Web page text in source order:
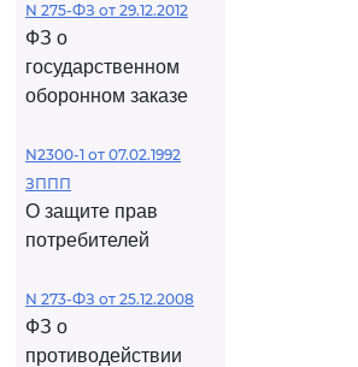
N 275-ФЗ от 29.12.2012
ФЗ о
государственном
оборонном заказе
N2300-1 от 07.02.1992
ЗППП
О защите прав
потребителей
N 273-ФЗ от 25.12.2008
ФЗ о
противодействии